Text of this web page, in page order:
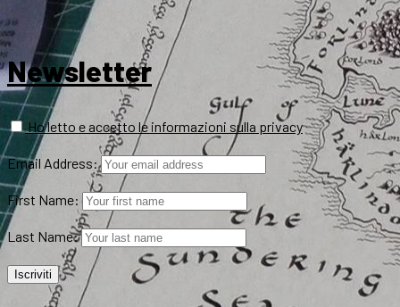
Newsletter
Ho letto e accetto le informazioni sulla privacy
Email Address:
First Name:
Last Name: